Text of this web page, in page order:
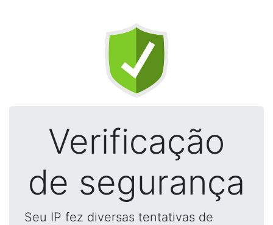
Verificação
de segurança
Seu IP fez diversas tentativas de